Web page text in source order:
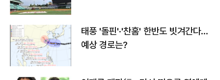
태풍 '돌핀'·'찬홈' 한반도 빗겨간다…
예상 경로는?